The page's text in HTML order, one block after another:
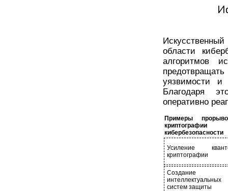
области
алгоритмов
уязвимости
Благодаря
оперативно
Примеры
кибербезопасности
Усиление
криптографии
Создание
интеллектуальных
систем защиты